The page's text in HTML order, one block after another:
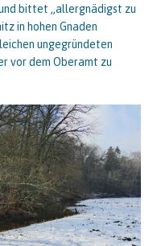
bittet „allergnädigst zu
in hohen Gnaden
ungegründeten
vor dem Oberamt zu